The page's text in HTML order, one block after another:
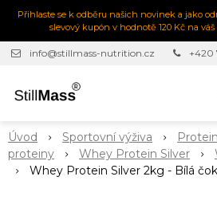
Přihlaste se k odběru našich novinek a jako
slevový kupón v hodnotě 120 Kč na
info@stillmass-nutrition.cz
+420
Úvod Sportovní výživa
proteiny
Whey Protein Silver
Whey Protein Silver 2kg - Bílá